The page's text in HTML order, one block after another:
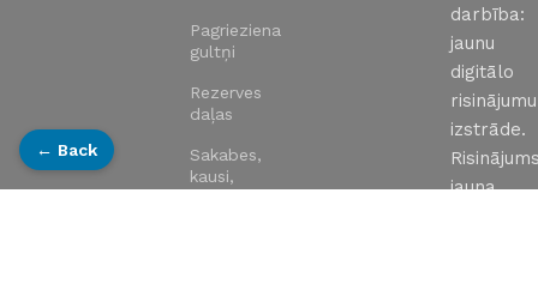
Pagrieziena
gultņi
Rezerves
daļas
Sakabes,
kausi,
darbība:
jaunu
digitālo
risinājumu
izstrāde.
jauna
← Back